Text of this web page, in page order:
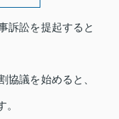
訴訟を提起すると
協議を始めると、